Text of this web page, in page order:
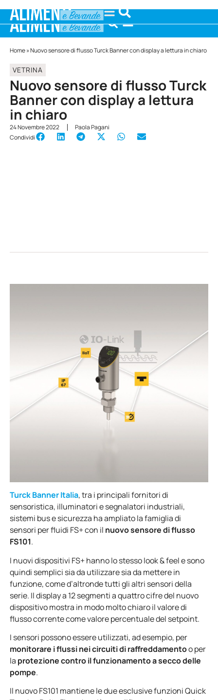
Home»Nuovo sensore di flusso Turck Banner con display a lettura in chiaro
VETRINA
Nuovo sensore di flusso Turck
Banner con display a lettura
in chiaro
24 Novembre 2022
Paola Pagani
Condividi
Turck Banner Italia, tra i principali fornitori di
sensoristica, illuminatori e segnalatori industriali,
sistemi bus e sicurezza ha ampliato la famiglia di
sensori per fluidi FS+ con il nuovo sensore di flusso
FS101.
I nuovi dispositivi FS+ hanno lo stesso look & feel e sono
quindi semplici sia da utilizzare sia da mettere in
funzione, come d’altronde tutti gli altri sensori della
serie. Il display a 12 segmenti a quattro cifre del nuovo
dispositivo mostra in modo molto chiaro il valore di
flusso corrente come valore percentuale del setpoint.
I sensori possono essere utilizzati, ad esempio, per
monitorare i flussi nei circuiti di raffreddamentoo per
la protezione contro il funzionamento a secco delle
pompe.
Il nuovo FS101 mantiene le due esclusive funzioni Quick